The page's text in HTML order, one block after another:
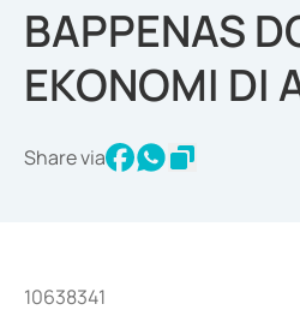
BAPPENAS
EKONOMI DI
Share via
10638341